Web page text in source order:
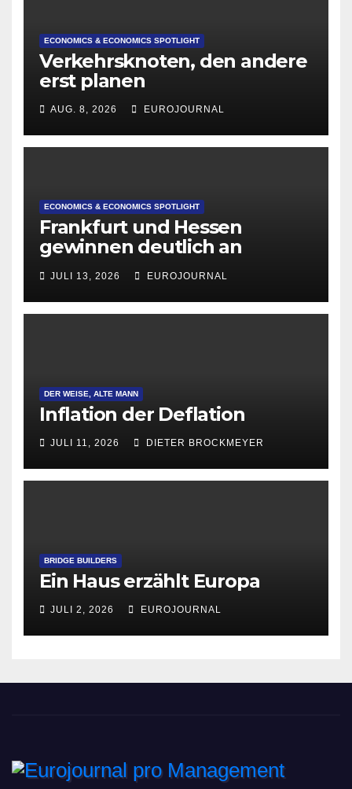
ECONOMICS & ECONOMICS SPOTLIGHT
Verkehrsknoten, den andere
erst planen
AUG. 8, 2026 EUROJOURNAL
ECONOMICS & ECONOMICS SPOTLIGHT
Frankfurt und Hessen
gewinnen deutlich an
Attraktivität für Startup-
Gründungen
JULI 13, 2026 EUROJOURNAL
DER WEISE, ALTE MANN
Inflation der Deflation
JULI 11, 2026 DIETER BROCKMEYER
BRIDGE BUILDERS
Ein Haus erzählt Europa
JULI 2, 2026 EUROJOURNAL